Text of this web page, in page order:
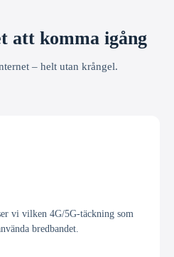
att komma igång
– helt utan krångel.
vi vilken 4G/5G-täckning som
bredbandet.